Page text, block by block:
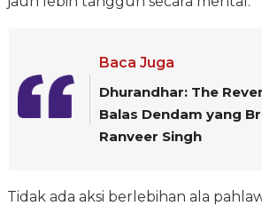
Baca Juga
Dhurandhar: The
Balas Dendam yang
Ranveer Singh
Tidak ada aksi berlebihan ala